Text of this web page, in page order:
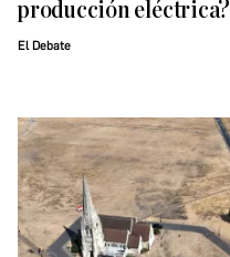
producción eléctrica?
El Debate